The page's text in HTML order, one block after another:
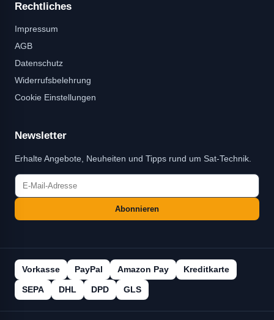
Rechtliches
Impressum
AGB
Datenschutz
Widerrufsbelehrung
Cookie Einstellungen
Newsletter
Erhalte Angebote, Neuheiten und Tipps rund um Sat-Technik.
Abonnieren
Vorkasse PayPal Amazon Pay Kreditkarte
SEPA DHL DPD GLS